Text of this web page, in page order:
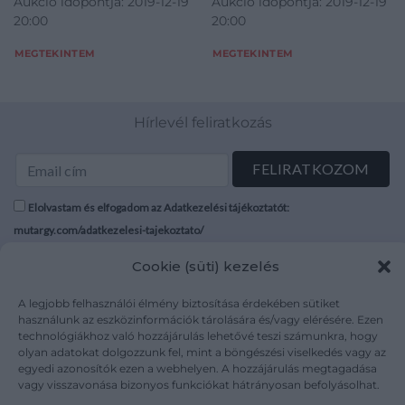
Cookie (süti) kezelés
A legjobb felhasználói élmény biztosítása érdekében sütiket
használunk az eszközinformációk tárolására és/vagy elérésére. Ezen
technológiákhoz való hozzájárulás lehetővé teszi számunkra, hogy
olyan adatokat dolgozzunk fel, mint a böngészési viselkedés vagy az
egyedi azonosítók ezen a webhelyen. A hozzájárulás megtagadása
vagy visszavonása bizonyos funkciókat hátrányosan befolyásolhat.
20:00
MEGTEKINTEM
20:00
MEGTEKINTEM
Hírlevél feliratkozás
Elolvastam és elfogadom az Adatkezelési tájékoztatót:
mutargy.com/adatkezelesi-tajekoztato/
Médiaajánlat
Karrier
Kapcsolat
Áraink
ÁSZF
Adatvédelem
Impresszum